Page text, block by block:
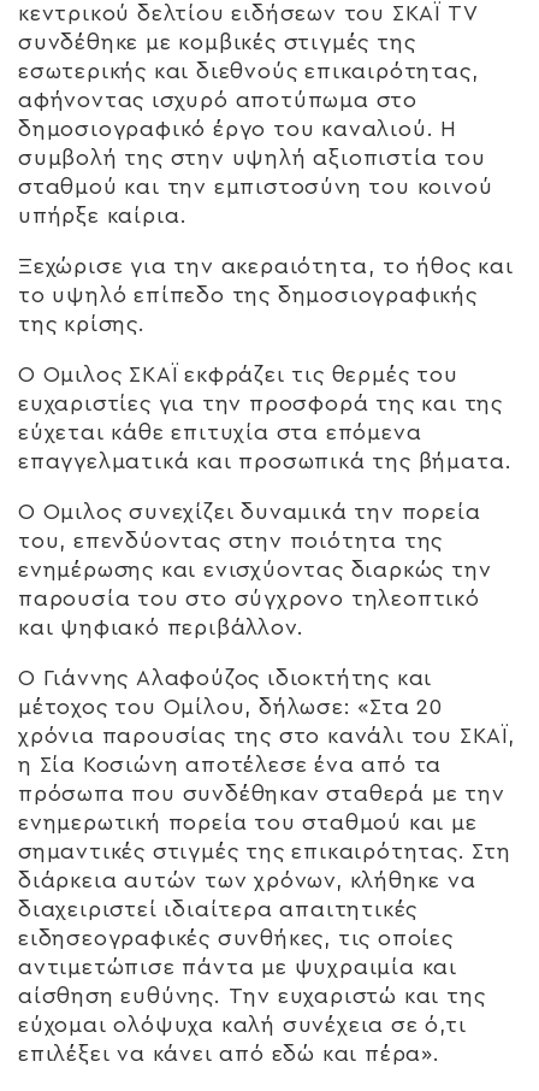
κεντρικού δελτίου ειδήσεων του ΣΚΑΪ TV
συνδέθηκε με κομβικές στιγμές της
εσωτερικής και διεθνούς επικαιρότητας,
αφήνοντας ισχυρό αποτύπωμα στο
δημοσιογραφικό έργο του καναλιού. Η
συμβολή της στην υψηλή αξιοπιστία του
σταθμού και την εμπιστοσύνη του κοινού
υπήρξε καίρια.
Ξεχώρισε για την ακεραιότητα, το ήθος και
το υψηλό επίπεδο της δημοσιογραφικής
της κρίσης.
Ο Όμιλος ΣΚΑΪ εκφράζει τις θερμές του
ευχαριστίες για την προσφορά της και της
εύχεται κάθε επιτυχία στα επόμενα
επαγγελματικά και προσωπικά της βήματα.
Ο Όμιλος συνεχίζει δυναμικά την πορεία
του, επενδύοντας στην ποιότητα της
ενημέρωσης και ενισχύοντας διαρκώς την
παρουσία του στο σύγχρονο τηλεοπτικό
και ψηφιακό περιβάλλον.
Ο Γιάννης Αλαφούζος ιδιοκτήτης και
μέτοχος του Ομίλου, δήλωσε: «Στα 20
χρόνια παρουσίας της στο κανάλι του ΣΚΑΪ,
η Σία Κοσιώνη αποτέλεσε ένα από τα
πρόσωπα που συνδέθηκαν σταθερά με την
ενημερωτική πορεία του σταθμού και με
σημαντικές στιγμές της επικαιρότητας. Στη
διάρκεια αυτών των χρόνων, κλήθηκε να
διαχειριστεί ιδιαίτερα απαιτητικές
ειδησεογραφικές συνθήκες, τις οποίες
αντιμετώπισε πάντα με ψυχραιμία και
αίσθηση ευθύνης. Την ευχαριστώ και της
εύχομαι ολόψυχα καλή συνέχεια σε ό,τι
επιλέξει να κάνει από εδώ και πέρα».